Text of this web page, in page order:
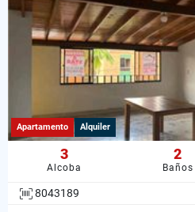
Apartamento Alquiler
3
Alcoba
2
Baños
8043189